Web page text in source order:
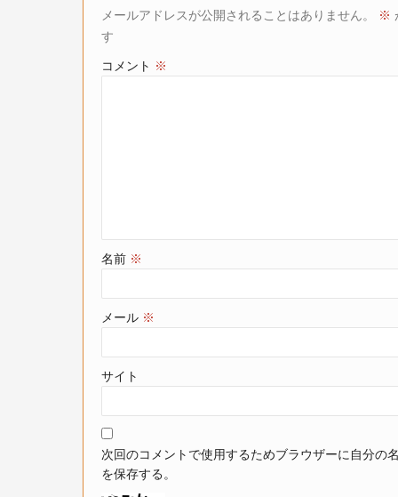
メールアドレスが公開されることはありません。 ※
す
コメント ※
名前 ※
メール ※
サイト
次回のコメントで使用するためブラウザーに自分の
を保存する。